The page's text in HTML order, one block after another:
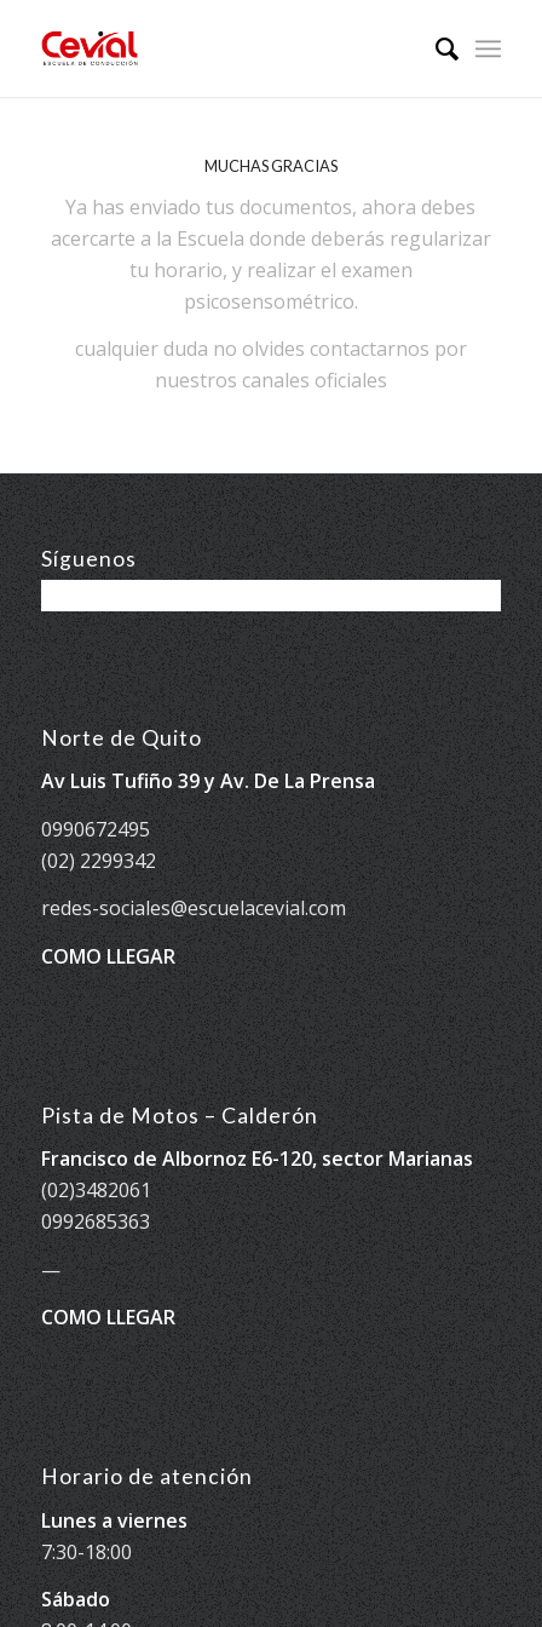
MUCHAS GRACIAS
Ya has enviado tus documentos, ahora debes
acercarte a la Escuela donde deberás regularizar
tu horario, y realizar el examen
psicosensométrico.
cualquier duda no olvides contactarnos por
nuestros canales oficiales
Síguenos
Norte de Quito
Av Luis Tufiño 39 y Av. De La Prensa
0990672495
(02) 2299342
redes-sociales@escuelacevial.com
COMO LLEGAR
Pista de Motos – Calderón
Francisco de Albornoz E6-120, sector Marianas
(02)3482061
0992685363
—
COMO LLEGAR
Horario de atención
Lunes a viernes
7:30-18:00
Sábado